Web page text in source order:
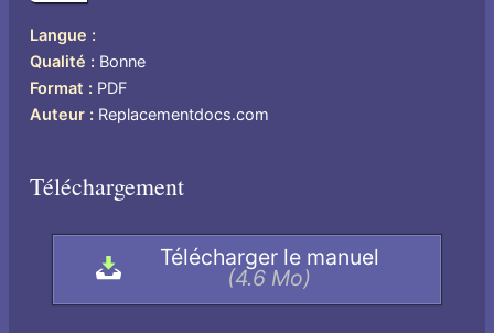
Langue
US
Qualité
Bonne
Format
PDF
Auteur
Replacementdocs.com
Téléchargement
Télécharger le manuel
(4.6 Mo)